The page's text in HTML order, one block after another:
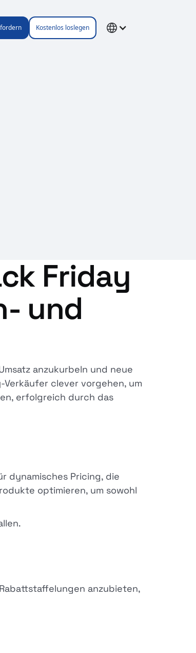
Kostenlos loslegen
Friday
und
anzukurbeln und neue
Verkäufer clever vorgehen, um
erfolgreich durch das
dynamisches Pricing, die
optimieren, um sowohl
anzubieten,